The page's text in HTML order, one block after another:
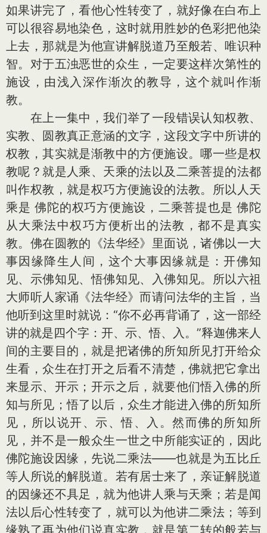
如果讲完了，看他心性转变了，就好像在白布上
可以很容易地染色，这时就用胜妙的色彩把他染
上去，那就是为他宣讲解脱道乃至般若、唯识种
智。对于五浊恶世的众生，一定要这样次第性的
施设，由浅入深作渐次的教导，这个就叫作渐
教。
在上一集中，我们举了一段错误认知权教、
实教、圆教真正意涵的文字，这段文字中所讲的
权教，其实就是渐教中的方便施设。哪一些是权
教呢？就是人乘、天乘的法以及二乘菩提的法都
叫作权教，就是权巧方便施设的法教。所以人天
乘是 佛陀的权巧方便施设，二乘菩提也是 佛陀
从大乘法中权巧方便析出的法教，都不是真实
教。佛在圆教的《法华经》里面说，诸佛以一大
事因缘降生人间，这个大事因缘就是：开佛知
见、示佛知见、悟佛知见、入佛知见。所以六祖
大师听人家诵《法华经》而请问法华的主旨，当
他听到这里时就说：“你不必再背诵了，这一部经
讲的就是四个字：开、示、悟、入。”释迦佛来人
间的主要目的，就是把诸佛的所知所见打开给众
生看，众生在打开之后看不清楚，佛就把它拿出
来显示、开示；开示之后，就要他们悟入佛的所
知与所见；悟了以后，众生才能进入佛的所知所
见，所以说开、示、悟、入。然而佛的所知所
见，并不是一般众生一世之中所能实证的，因此
佛陀施设因缘，先说二乘法——也就是为五比丘
等人所说的解脱道。若有居士来了，亲证解脱道
的因缘还不具足，就为他讲人乘与天乘；若是闻
法以后心性转变了，就可以为他讲二乘法；等到
缘熟了再为他们说真实教，就是第二转的般若与